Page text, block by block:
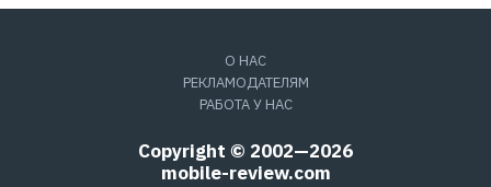
О НАС
РЕКЛАМОДАТЕЛЯМ
РАБОТА У НАС
Copyright © 2002—2026
mobile-review.com